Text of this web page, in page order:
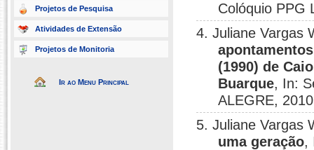
Projetos de Pesquisa
Atividades de Extensão
Projetos de Monitoria
Ir ao Menu Principal
Colóquio PPG
4. Juliane Vargas
(1990) de
Buarque, In:
ALEGRE,
5. Juliane Vargas
uma geração,